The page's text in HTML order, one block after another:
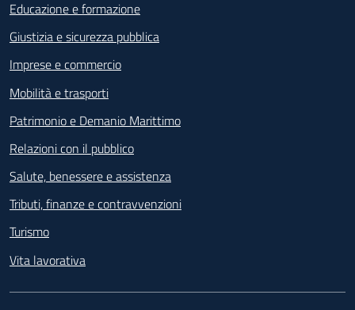
Educazione e formazione
Giustizia e sicurezza pubblica
Imprese e commercio
Mobilità e trasporti
Patrimonio e Demanio Marittimo
Relazioni con il pubblico
Salute, benessere e assistenza
Tributi, finanze e contravvenzioni
Turismo
Vita lavorativa